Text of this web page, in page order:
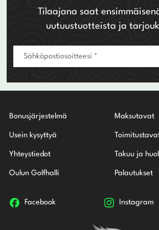
Tilaajana saat
uutuustuotteista ja
Bonusjärjestelmä
Usein kysyttyä
Yhteystiedot
Oulun Golfhalli
Maksutavat
Takuu ja
Palautukset
Facebook Instagram